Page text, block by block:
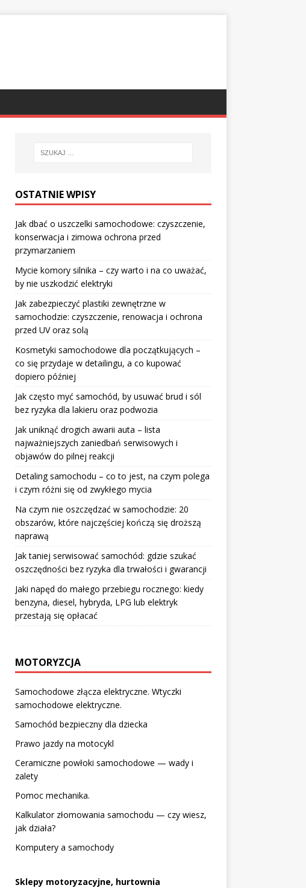
OSTATNIE WPISY
Jak dbać o uszczelki samochodowe: czyszczenie,
konserwacja i zimowa ochrona przed
przymarzaniem
Mycie komory silnika – czy warto i na co uważać,
by nie uszkodzić elektryki
Jak zabezpieczyć plastiki zewnętrzne w
samochodzie: czyszczenie, renowacja i ochrona
przed UV oraz solą
Kosmetyki samochodowe dla początkujących –
co się przydaje w detailingu, a co kupować
dopiero później
Jak często myć samochód, by usuwać brud i sól
bez ryzyka dla lakieru oraz podwozia
Jak uniknąć drogich awarii auta – lista
najważniejszych zaniedbań serwisowych i
objawów do pilnej reakcji
Detaling samochodu – co to jest, na czym polega
i czym różni się od zwykłego mycia
Na czym nie oszczędzać w samochodzie: 20
obszarów, które najczęściej kończą się droższą
naprawą
Jak taniej serwisować samochód: gdzie szukać
oszczędności bez ryzyka dla trwałości i gwarancji
Jaki napęd do małego przebiegu rocznego: kiedy
benzyna, diesel, hybryda, LPG lub elektryk
przestają się opłacać
MOTORYZCJA
Samochodowe złącza elektryczne. Wtyczki
samochodowe elektryczne.
Samochód bezpieczny dla dziecka
Prawo jazdy na motocykl
Ceramiczne powłoki samochodowe — wady i
zalety
Pomoc mechanika.
Kalkulator złomowania samochodu — czy wiesz,
jak działa?
Komputery a samochody
Sklepy motoryzacyjne, hurtownia